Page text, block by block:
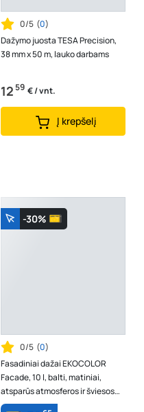
0/5 (0)
Dažymo juosta TESA Precision,
38 mm x 50 m, lauko darbams
1259 € / vnt.
Į krepšelį
-30%
0/5 (0)
Fasadiniai dažai EKOCOLOR
Facade, 10 l, balti, matiniai,
atsparūs atmosferos ir šviesos
poveikiui